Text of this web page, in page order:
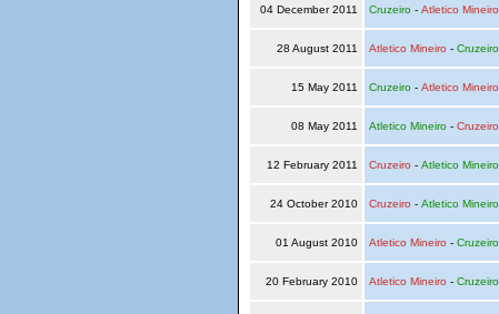
04 December 2011 Cruzeiro- Atletico Mineiro
28 August 2011 Atletico Mineiro - Cruzeiro
15 May 2011 Cruzeiro- Atletico Mineiro
08 May 2011 Atletico Mineiro- Cruzeiro
12 February 2011 Cruzeiro - Atletico Mineiro
24 October 2010 Cruzeiro - Atletico Mineiro
01 August 2010 Atletico Mineiro - Cruzeiro
20 February 2010 Atletico Mineiro - Cruzeiro